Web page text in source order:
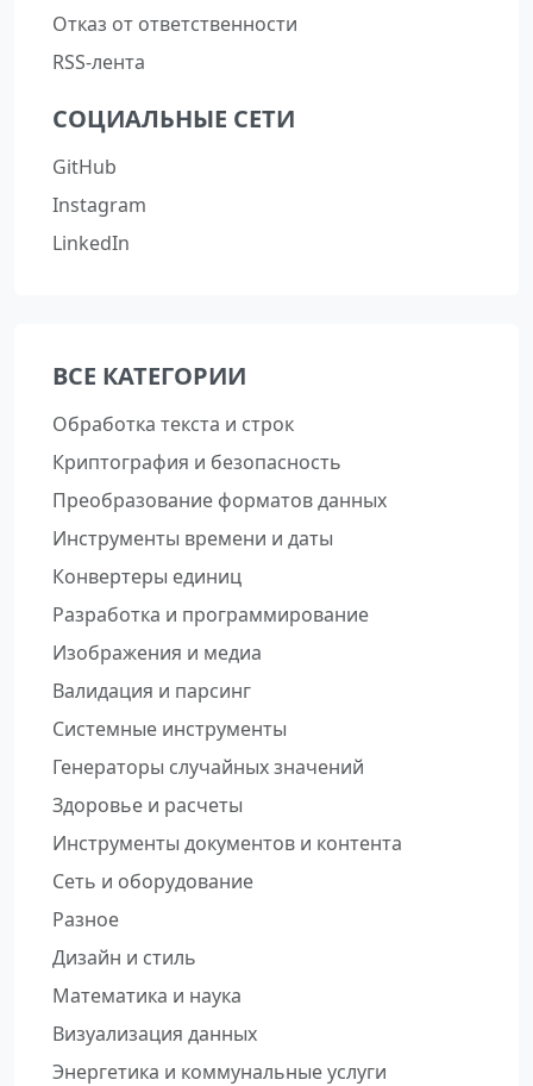
Отказ от ответственности
RSS-лента
СОЦИАЛЬНЫЕ СЕТИ
GitHub
Instagram
LinkedIn
ВСЕ КАТЕГОРИИ
Обработка текста и строк
Криптография и безопасность
Преобразование форматов данных
Инструменты времени и даты
Конвертеры единиц
Разработка и программирование
Изображения и медиа
Валидация и парсинг
Системные инструменты
Генераторы случайных значений
Здоровье и расчеты
Инструменты документов и контента
Сеть и оборудование
Разное
Дизайн и стиль
Математика и наука
Визуализация данных
Энергетика и коммунальные услуги